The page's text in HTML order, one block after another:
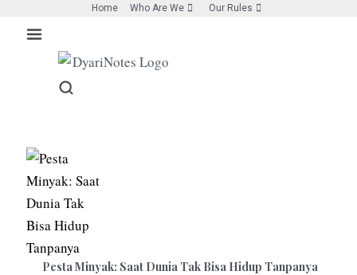
content
Home Who Are We Our Rules
Pesta Minyak: Saat Dunia Tak Bisa Hidup Tanpanya